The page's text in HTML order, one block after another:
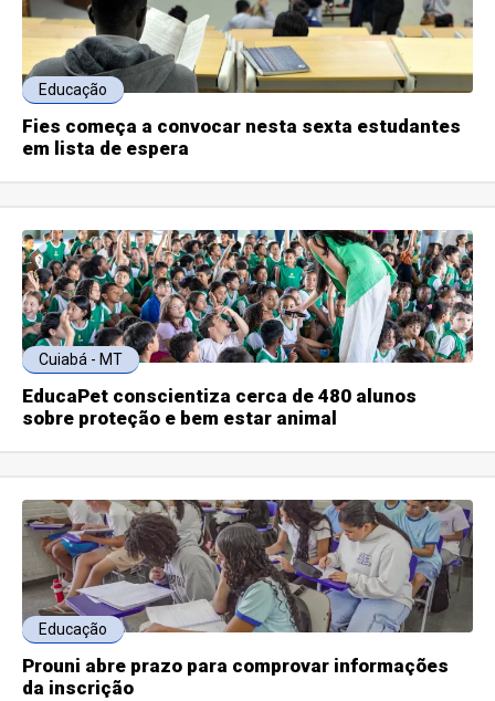
Educação
Fies começa a convocar nesta sexta estudantes
em lista de espera
Cuiabá - MT
EducaPet conscientiza cerca de 480 alunos
sobre proteção e bem estar animal
Educação
Prouni abre prazo para comprovar informações
da inscrição